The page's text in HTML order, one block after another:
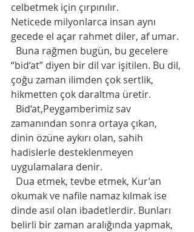
celbetmek için çırpınılır.
Neticede milyonlarca insan aynı
gecede el açar rahmet diler, af umar.
Buna rağmen bugün, bu gecelere
“bid‘at” diyen bir dil var işitilen. Bu dil,
çoğu zaman ilimden çok sertlik,
hikmetten çok daraltma üretir.
Bid‘at,Peygamberimiz sav
zamanından sonra ortaya çıkan,
dinin özüne aykırı olan, sahih
hadislerle desteklenmeyen
uygulamalara denir.
Dua etmek, tevbe etmek, Kur’an
okumak ve nafile namaz kılmak ise
dinde asıl olan ibadetlerdir. Bunları
belirli bir zaman aralığında yapmak,